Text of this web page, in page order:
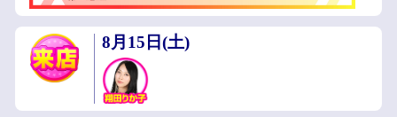
8月15日(土)